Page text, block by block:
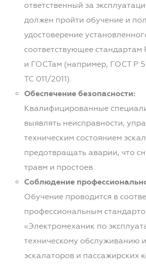
ответственный за
должен пройти обучение и
удостоверение
соответствующее стандартам
и ГОСТам (например, ГОСТ Р
ТС 011/2011).
Обеспечение безопасности:
Квалифицированные
выявлять неисправности,
техническим состоянием
предотвращать аварии, что
травм и простоев.
Соблюдение
Обучение проводится в
профессиональным
«Электромеханик по
техническому обслуживанию
эскалаторов и пассажирских